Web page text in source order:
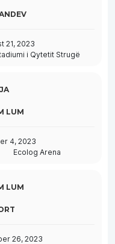
21, 2023
i Qytetit Strugë
LUM
4, 2023
Ecolog Arena
LUM
26, 2023